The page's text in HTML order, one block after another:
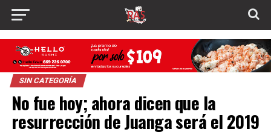
SIN CATEGORÍA
No fue hoy; ahora dicen que la
resurrección de Juanga será el 2019